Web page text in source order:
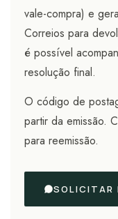
vale-compra) e
Correios para
é possível
resolução final.
O código de
partir da emissão.
para reemissão.
SOLICITAR